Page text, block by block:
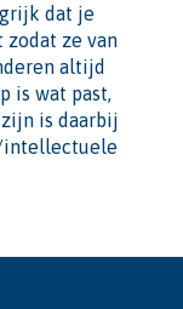
dat je
ze van
altijd
is wat past,
is daarbij
intellectuele